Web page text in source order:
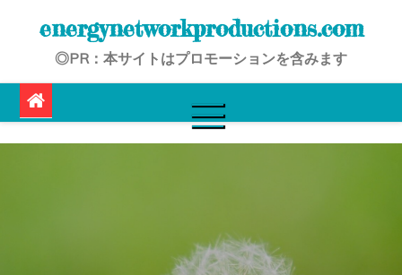
energynetworkproductions.com
◎PR：本サイトはプロモーションを含みます